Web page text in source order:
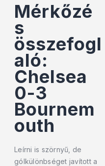
Mérkőzé
s
összefogl
aló:
Chelsea
0-3
Bournem
outh
Leírni is szörnyű, de
gólkülönbséget javított a